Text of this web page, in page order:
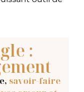
:
, savoir-faire